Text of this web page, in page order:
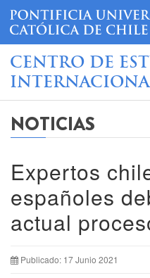
CENTRO DE
NOTICIAS
Expertos
españoles
actual
Publicado: 17 Junio 2021